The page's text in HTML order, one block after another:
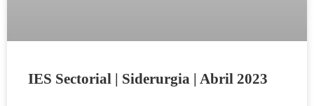
IES Sectorial | Siderurgia | Abril 2023